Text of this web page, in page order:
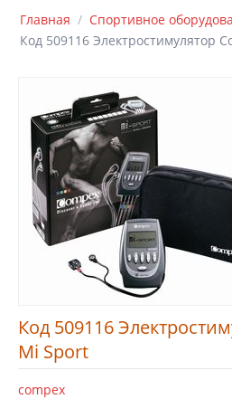
Главная / Спортивное
Код 509116 Электростимулятор
Код 509116
Mi Sport
compex